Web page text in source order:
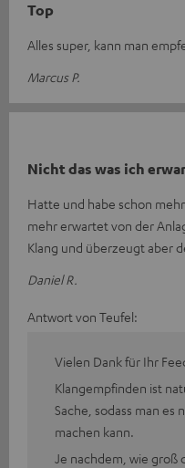
Top
Alles super, kann man
Marcus P.
Nicht das was ich
Hatte und habe schon
mehr erwartet von der
Klang und überzeugt aber
Daniel R.
Antwort von Teufel:
Vielen Dank für Ihr
Klangempfinden ist
Sache, sodass man es
machen kann.
Je nachdem, wie groß